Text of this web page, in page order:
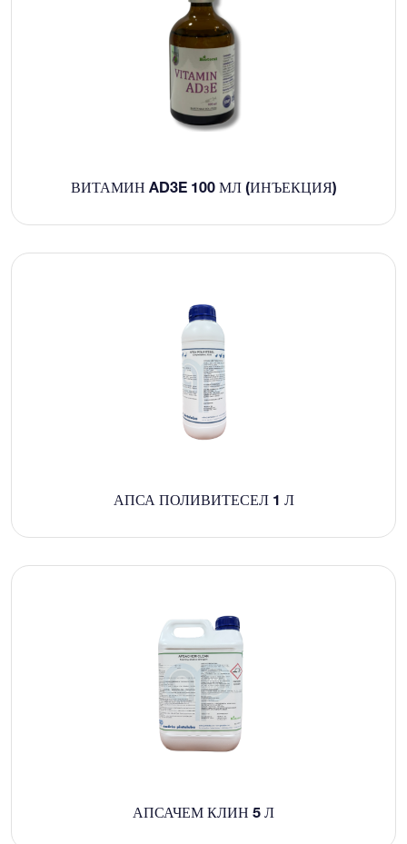
ВИТАМИН AD3E 100 МЛ (ИНЪЕКЦИЯ)
АПСА ПОЛИВИТЕСЕЛ 1 Л
АПСАЧЕМ КЛИН 5 Л